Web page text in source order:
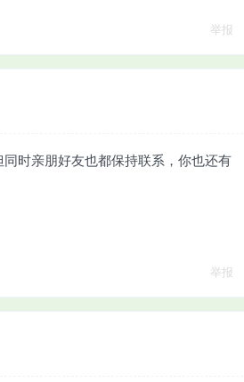
举报
时亲朋好友也都保持联系，你也还有
举报